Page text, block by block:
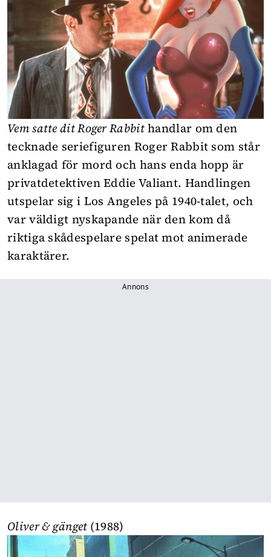
Vem satte dit Roger Rabbithandlar om den
tecknade seriefiguren Roger Rabbit som står
anklagad för mord och hans enda hopp är
privatdetektiven Eddie Valiant. Handlingen
utspelar sig i Los Angeles på 1940-talet, och
var väldigt nyskapande när den kom då
riktiga skådespelare spelat mot animerade
karaktärer.
Annons
Oliver & gänget (1988)